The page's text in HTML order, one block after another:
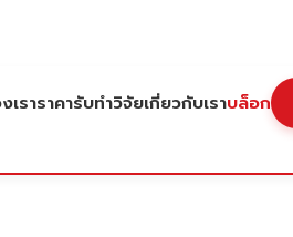
เราราคารับทำวิจัยเกี่ยวกับเราบล็อก